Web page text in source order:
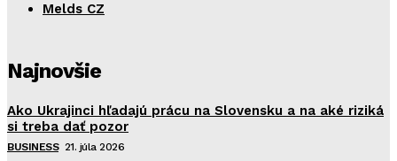
Melds CZ
Najnovšie
Ako Ukrajinci hľadajú prácu na Slovensku a na aké riziká
si treba dať pozor
BUSINESS 21. júla 2026